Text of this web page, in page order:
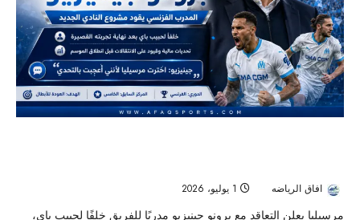
افاق الرياضه
مرسيليا يعلن التعاقد مع برونو جينيزيو مدربًا للفريق خلفًا لحبيب باي،